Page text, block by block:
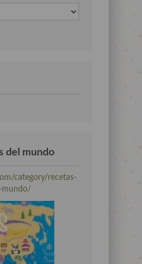
del mundo
category/recetas-
mundo/